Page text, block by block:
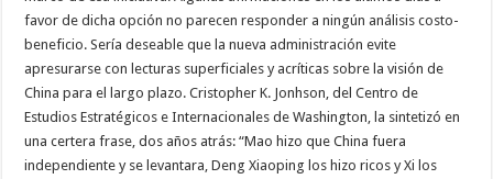
favor de dicha opción no parecen responder a ningún análisis costo-
beneficio. Sería deseable que la nueva administración evite
apresurarse con lecturas superficiales y acríticas sobre la visión de
China para el largo plazo. Cristopher K. Jonhson, del Centro de
Estudios Estratégicos e Internacionales de Washington, la sintetizó en
una certera frase, dos años atrás: “Mao hizo que China fuera
independiente y se levantara, Deng Xiaoping los hizo ricos y Xi los